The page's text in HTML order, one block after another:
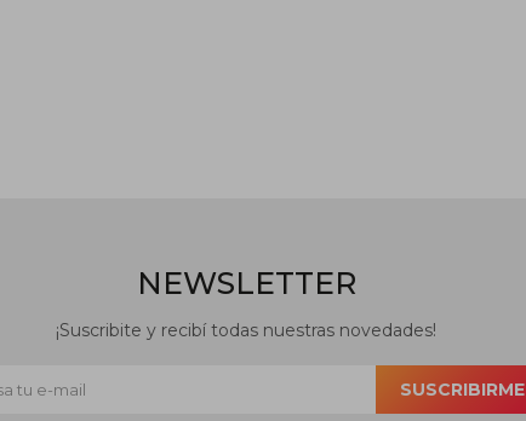
NEWSLETTER
¡Suscribite y recibí todas nuestras novedades!
SUSCRIBIRME